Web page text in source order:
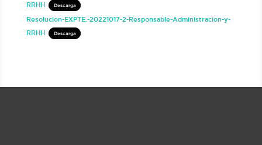
RRHH
Descarga
Resolucion-EXPTE.-20221017-2-Responsable-Administracion-y-
RRHH
Descarga